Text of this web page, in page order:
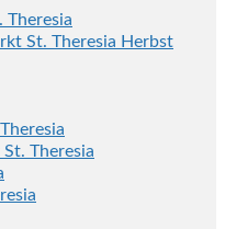
Theresia
St. Theresia Herbst
Theresia